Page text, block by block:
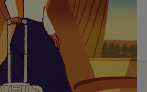
a companheira
cada viagem